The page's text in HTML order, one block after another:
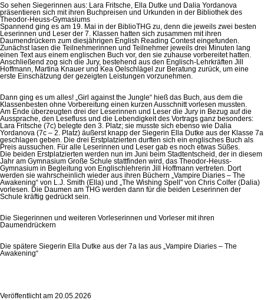
So sehen Siegerinnen aus: Lara Fritsche, Ella Dutke und Dalia Yordanova
präsentieren sich mit ihren Buchpreisen und Urkunden in der Bibliothek des
Theodor-Heuss-Gymasiums
Spannend ging es am 19. Mai in der BiblioTHG zu, denn die jeweils zwei besten
Leserinnen und Leser der 7. Klassen hatten sich zusammen mit ihren
Daumendrückern zum diesjährigen English Reading Contest eingefunden.
Zunächst lasen die Teilnehmerinnen und Teilnehmer jeweils drei Minuten lang
einen Text aus einem englischen Buch vor, den sie zuhause vorbereitet hatten.
Anschließend zog sich die Jury, bestehend aus den Englisch-Lehrkräften Jill
Hoffmann, Martina Knauer und Kea Oelschlägel zur Beratung zurück, um eine
erste Einschätzung der gezeigten Leistungen vorzunehmen.
Dann ging es um alles! „Girl against the Jungle“ hieß das Buch, aus dem die
Klassenbesten ohne Vorbereitung einen kurzen Ausschnitt vorlesen mussten.
Am Ende überzeugten drei der Leserinnen und Leser die Jury in Bezug auf die
Aussprache, den Lesefluss und die Lebendigkeit des Vortrags ganz besonders:
Lara Fritsche (7c) belegte den 3. Platz; sie musste sich ebenso wie Dalia
Yordanova (7c – 2. Platz) äußerst knapp der Siegerin Ella Dutke aus der Klasse 7a
geschlagen geben. Die drei Erstplatzierten durften sich ein englisches Buch als
Preis aussuchen. Für alle Leserinnen und Leser gab es noch etwas Süßes.
Die beiden Erstplatzierten werden nun im Juni beim Stadtentscheid, der in diesem
Jahr am Gymnasium Große Schule stattfinden wird, das Theodor-Heuss-
Gymnasium in Begleitung von Englischlehrerin Jill Hoffmann vertreten. Dort
werden sie wahrscheinlich wieder aus ihren Büchern „Vampire Diaries – The
Awakening“ von L.J. Smith (Ella) und „The Wishing Spell" von Chris Colfer (Dalia)
vorlesen. Die Daumen am THG werden dann für die beiden Leserinnen der
Schule kräftig gedrückt sein.
Die Siegerinnen und weiteren Vorleserinnen und Vorleser mit ihren
Daumendrückern
Die spätere Siegerin Ella Dutke aus der 7a las aus „Vampire Diaries – The
Awakening“
Veröffentlicht am 20.05.2026